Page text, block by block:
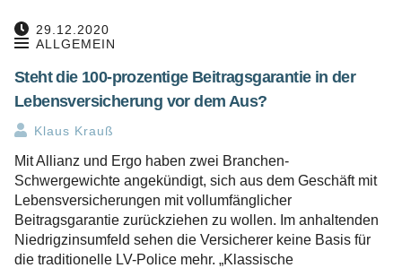
29.12.2020
ALLGEMEIN
Steht die 100-prozentige Beitragsgarantie in der
Lebensversicherung vor dem Aus?
Klaus Krauß
Mit Allianz und Ergo haben zwei Branchen-
Schwergewichte angekündigt, sich aus dem Geschäft mit
Lebensversicherungen mit vollumfänglicher
Beitragsgarantie zurückziehen zu wollen. Im anhaltenden
Niedrigzinsumfeld sehen die Versicherer keine Basis für
die traditionelle LV-Police mehr. „Klassische